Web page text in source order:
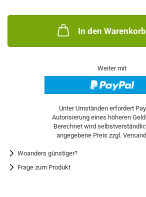
In den Warenkorb
Weiter mit
Woanders günstiger?
Frage zum Produkt